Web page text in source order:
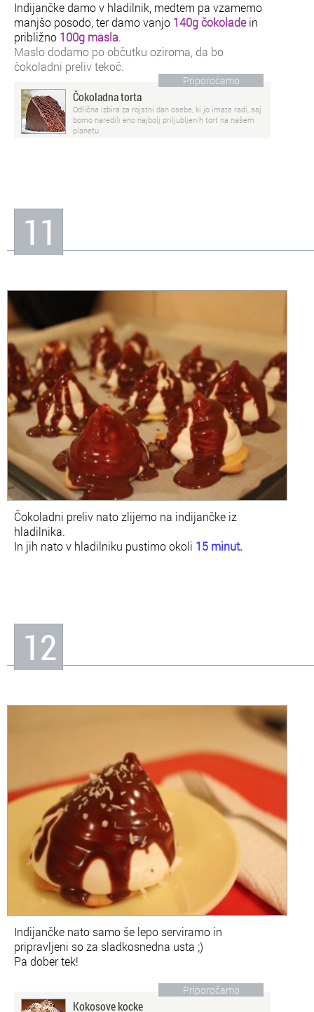
Indijančke damo v hladilnik, medtem pa vzamemo
manjšo posodo, ter damo vanjo 140g čokoladein
približno 100g masla.
Maslo dodamo po občutku oziroma, da bo
čokoladni preliv tekoč.
Priporočamo
Čokoladna torta
Odlična izbira za rojstni dan osebe, ki jo imate radi, saj
bomo naredili eno najbolj priljubljenih tort na našem
planetu.
11
Čokoladni preliv nato zlijemo na indijančke iz
hladilnika.
In jih nato v hladilniku pustimo okoli 15 minut.
12
Indijančke nato samo še lepo serviramo in
pripravljeni so za sladkosnedna usta ;)
Pa dober tek!
Priporočamo
Kokosove kocke